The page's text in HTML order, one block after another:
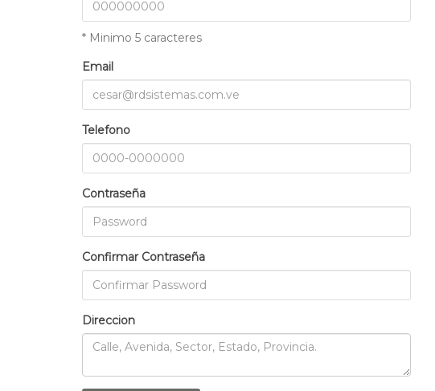
* Minimo 5 caracteres
Email
Telefono
Contraseña
Confirmar Contraseña
Direccion